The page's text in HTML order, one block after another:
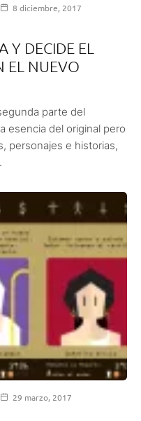
8 diciembre, 2017
Y DECIDE EL
EL NUEVO
parte del
esencia del original pero
personajes e historias,
29 marzo, 2017